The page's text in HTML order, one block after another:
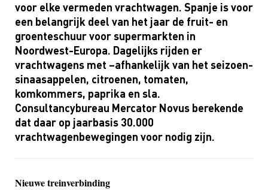
voor elke vermeden vrachtwagen. Spanje is voor
een belangrijk deel van het jaar de fruit- en
groenteschuur voor supermarkten in
Noordwest-Europa. Dagelijks rijden er
vrachtwagens met –afhankelijk van het seizoen-
sinaasappelen, citroenen, tomaten,
komkommers, paprika en sla.
Consultancybureau Mercator Novus berekende
dat daar op jaarbasis 30.000
vrachtwagenbewegingen voor nodig zijn.
Nieuwe treinverbinding